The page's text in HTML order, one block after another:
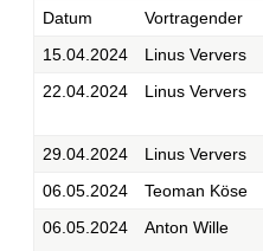
Datum Vortragender
15.04.2024
Linus Ververs
22.04.2024
Linus Ververs
29.04.2024
Linus Ververs
06.05.2024
Teoman Köse
06.05.2024
Anton Wille